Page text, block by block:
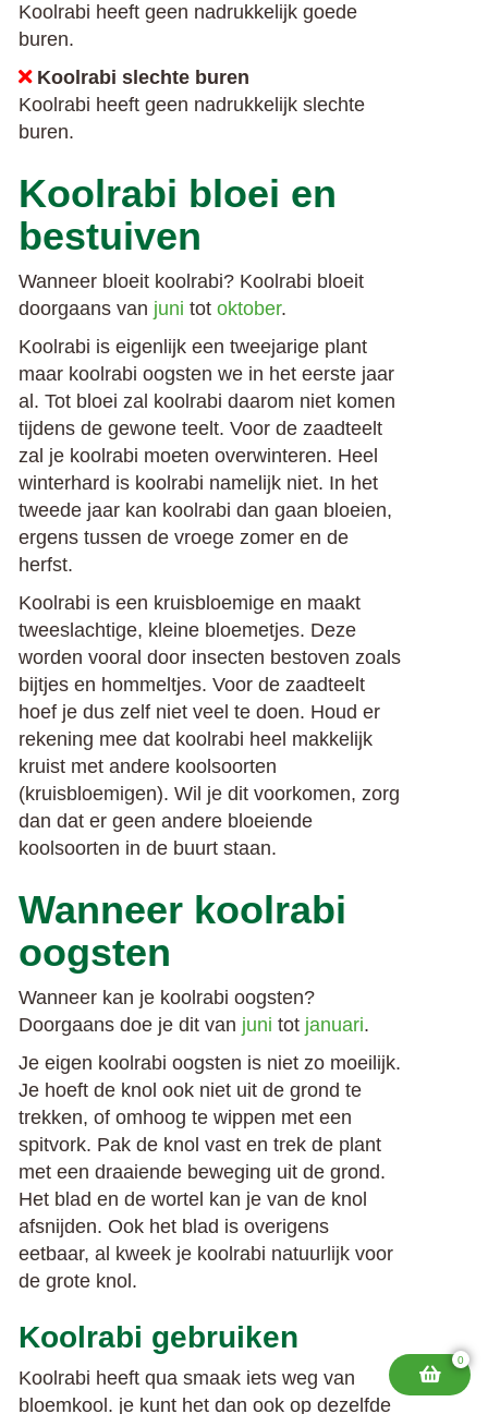
0
Koolrabi heeft geen nadrukkelijk goede
buren.
Koolrabi slechte buren
Koolrabi heeft geen nadrukkelijk slechte
buren.
Koolrabi bloei en
bestuiven
Wanneer bloeit koolrabi? Koolrabi bloeit
doorgaans van juni tot oktober.
Koolrabi is eigenlijk een tweejarige plant
maar koolrabi oogsten we in het eerste jaar
al. Tot bloei zal koolrabi daarom niet komen
tijdens de gewone teelt. Voor de zaadteelt
zal je koolrabi moeten overwinteren. Heel
winterhard is koolrabi namelijk niet. In het
tweede jaar kan koolrabi dan gaan bloeien,
ergens tussen de vroege zomer en de
herfst.
Koolrabi is een kruisbloemige en maakt
tweeslachtige, kleine bloemetjes. Deze
worden vooral door insecten bestoven zoals
bijtjes en hommeltjes. Voor de zaadteelt
hoef je dus zelf niet veel te doen. Houd er
rekening mee dat koolrabi heel makkelijk
kruist met andere koolsoorten
(kruisbloemigen). Wil je dit voorkomen, zorg
dan dat er geen andere bloeiende
koolsoorten in de buurt staan.
Wanneer koolrabi
oogsten
Wanneer kan je koolrabi oogsten?
Doorgaans doe je dit van juni tot januari.
Je eigen koolrabi oogsten is niet zo moeilijk.
Je hoeft de knol ook niet uit de grond te
trekken, of omhoog te wippen met een
spitvork. Pak de knol vast en trek de plant
met een draaiende beweging uit de grond.
Het blad en de wortel kan je van de knol
afsnijden. Ook het blad is overigens
eetbaar, al kweek je koolrabi natuurlijk voor
de grote knol.
Koolrabi gebruiken
Koolrabi heeft qua smaak iets weg van
bloemkool. je kunt het dan ook op dezelfde